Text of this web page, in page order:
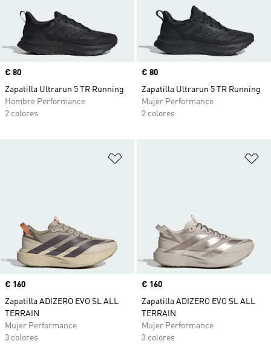
Precio
€ 80
Zapatilla Ultrarun 5 TR Running
Hombre Performance
2 colores
Precio
€ 80
Zapatilla Ultrarun 5 TR Running
Mujer Performance
2 colores
Precio
€ 160
Zapatilla ADIZERO EVO SL ALL
TERRAIN
Mujer Performance
3 colores
Precio
€ 160
Zapatilla ADIZERO EVO SL ALL
TERRAIN
Mujer Performance
3 colores